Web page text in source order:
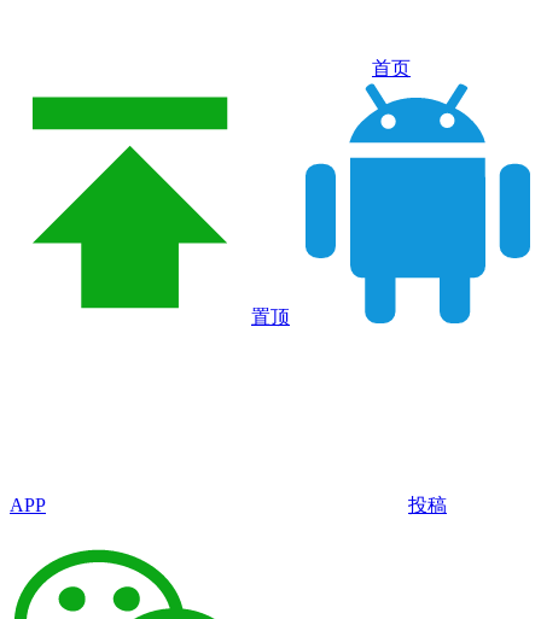
首页
置顶
APP 投稿